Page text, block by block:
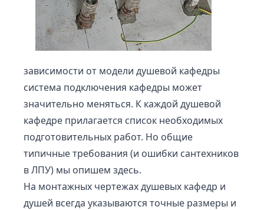
зависимости от модели душевой кафедры
система подключения кафедры может
значительно меняться. К каждой душевой
кафедре прилагается список необходимых
подготовительных работ. Но общие
типичные требования (и ошибки сантехников
в ЛПУ) мы опишем здесь.
На монтажных чертежах душевых кафедр и
душей всегда указываются точные размеры и